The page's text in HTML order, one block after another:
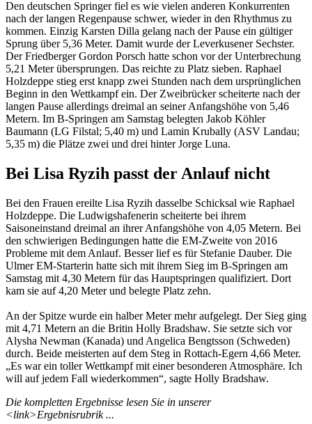
Den deutschen Springer fiel es wie vielen anderen Konkurrenten
nach der langen Regenpause schwer, wieder in den Rhythmus zu
kommen. Einzig Karsten Dilla gelang nach der Pause ein gültiger
Sprung über 5,36 Meter. Damit wurde der Leverkusener Sechster.
Der Friedberger Gordon Porsch hatte schon vor der Unterbrechung
5,21 Meter übersprungen. Das reichte zu Platz sieben. Raphael
Holzdeppe stieg erst knapp zwei Stunden nach dem ursprünglichen
Beginn in den Wettkampf ein. Der Zweibrücker scheiterte nach der
langen Pause allerdings dreimal an seiner Anfangshöhe von 5,46
Metern. Im B-Springen am Samstag belegten Jakob Köhler
Baumann (LG Filstal; 5,40 m) und Lamin Krubally (ASV Landau;
5,35 m) die Plätze zwei und drei hinter Jorge Luna.
Bei Lisa Ryzih passt der Anlauf nicht
Bei den Frauen ereilte Lisa Ryzih dasselbe Schicksal wie Raphael
Holzdeppe. Die Ludwigshafenerin scheiterte bei ihrem
Saisoneinstand dreimal an ihrer Anfangshöhe von 4,05 Metern. Bei
den schwierigen Bedingungen hatte die EM-Zweite von 2016
Probleme mit dem Anlauf. Besser lief es für Stefanie Dauber. Die
Ulmer EM-Starterin hatte sich mit ihrem Sieg im B-Springen am
Samstag mit 4,30 Metern für das Hauptspringen qualifiziert. Dort
kam sie auf 4,20 Meter und belegte Platz zehn.
An der Spitze wurde ein halber Meter mehr aufgelegt. Der Sieg ging
mit 4,71 Metern an die Britin Holly Bradshaw. Sie setzte sich vor
Alysha Newman (Kanada) und Angelica Bengtsson (Schweden)
durch. Beide meisterten auf dem Steg in Rottach-Egern 4,66 Meter.
„Es war ein toller Wettkampf mit einer besonderen Atmosphäre. Ich
will auf jedem Fall wiederkommen“, sagte Holly Bradshaw.
Die kompletten Ergebnisse lesen Sie in unserer
<link>Ergebnisrubrik ...